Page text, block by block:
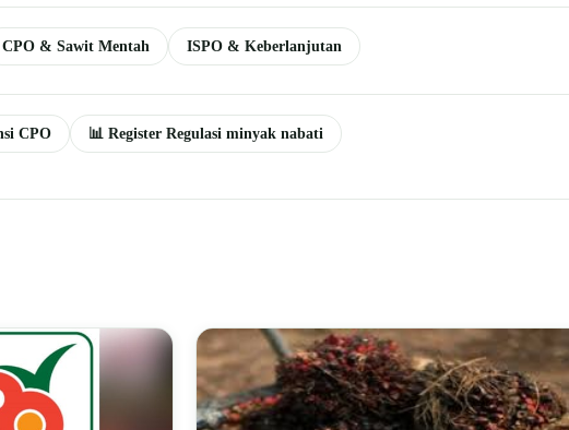
CPO & Sawit Mentah ISPO & Keberlanjutan
CPO 📊 Register Regulasi minyak nabati